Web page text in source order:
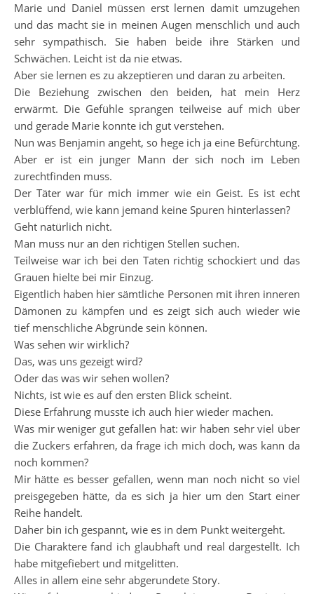
Marie und Daniel müssen erst lernen damit umzugehen
und das macht sie in meinen Augen menschlich und auch
sehr sympathisch. Sie haben beide ihre Stärken und
Schwächen. Leicht ist da nie etwas.
Aber sie lernen es zu akzeptieren und daran zu arbeiten.
Die Beziehung zwischen den beiden, hat mein Herz
erwärmt. Die Gefühle sprangen teilweise auf mich über
und gerade Marie konnte ich gut verstehen.
Nun was Benjamin angeht, so hege ich ja eine Befürchtung.
Aber er ist ein junger Mann der sich noch im Leben
zurechtfinden muss.
Der Täter war für mich immer wie ein Geist. Es ist echt
verblüffend, wie kann jemand keine Spuren hinterlassen?
Geht natürlich nicht.
Man muss nur an den richtigen Stellen suchen.
Teilweise war ich bei den Taten richtig schockiert und das
Grauen hielte bei mir Einzug.
Eigentlich haben hier sämtliche Personen mit ihren inneren
Dämonen zu kämpfen und es zeigt sich auch wieder wie
tief menschliche Abgründe sein können.
Was sehen wir wirklich?
Das, was uns gezeigt wird?
Oder das was wir sehen wollen?
Nichts, ist wie es auf den ersten Blick scheint.
Diese Erfahrung musste ich auch hier wieder machen.
Was mir weniger gut gefallen hat: wir haben sehr viel über
die Zuckers erfahren, da frage ich mich doch, was kann da
noch kommen?
Mir hätte es besser gefallen, wenn man noch nicht so viel
preisgegeben hätte, da es sich ja hier um den Start einer
Reihe handelt.
Daher bin ich gespannt, wie es in dem Punkt weitergeht.
Die Charaktere fand ich glaubhaft und real dargestellt. Ich
habe mitgefiebert und mitgelitten.
Alles in allem eine sehr abgerundete Story.